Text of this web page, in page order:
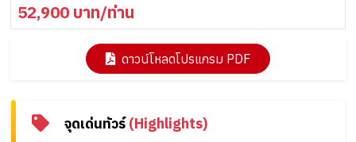
52,900 บาท/ท่าน
ดาวน์โหลดโปรแกรม PDF
จุดเด่นทัวร์(Highlights)